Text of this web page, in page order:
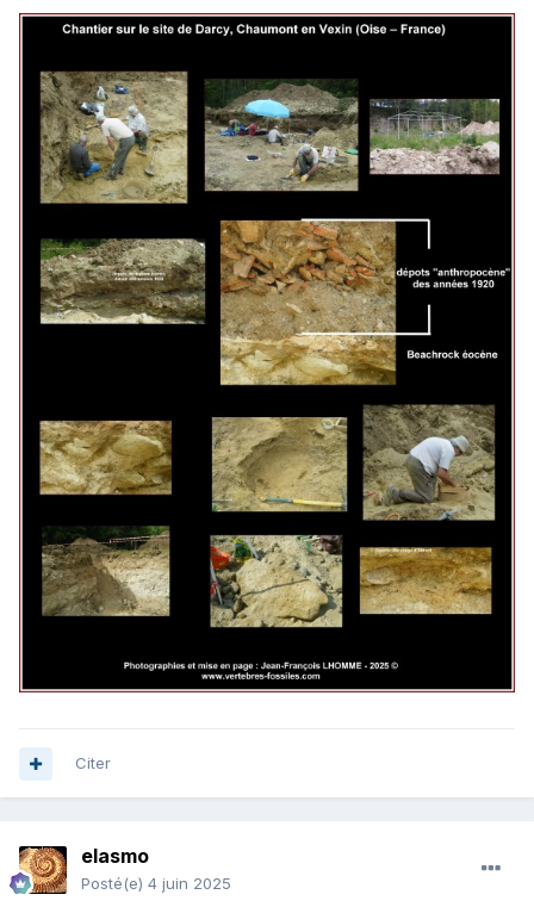
Citer
elasmo
Posté(e) 4 juin 2025